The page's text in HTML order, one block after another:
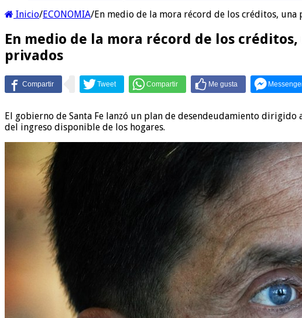
Inicio/ECONOMIA/En medio de la mora récord de los créditos,
En medio de la mora récord de los
privados
El gobierno de Santa Fe lanzó un plan de desendeudamiento
del ingreso disponible de los hogares.